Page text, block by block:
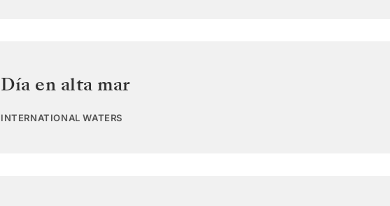
Día en alta mar
INTERNATIONAL WATERS